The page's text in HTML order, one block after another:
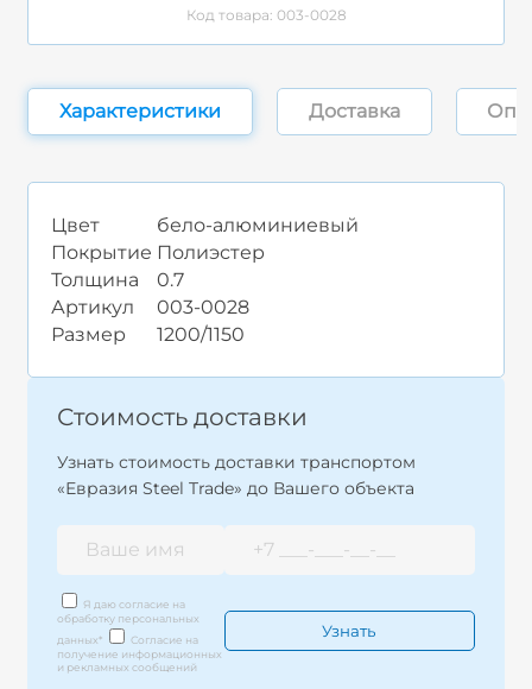
Код товара: 003-0028
Характеристики Доставка
Цвет
бело-алюминиевый
Покрытие Полиэстер
Толщина
0.7
Артикул
003-0028
Размер
1200/1150
Стоимость доставки
Узнать стоимость доставки транспортом
«Евразия Steel Trade» до Вашего объекта
Я даю согласие на
обработку персональных
данных*
Согласие на
получение информационных
и рекламных сообщений